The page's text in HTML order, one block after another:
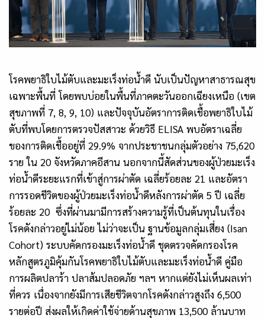
โรคพยาธิใบไม้ตับและมะเร็งท่อน้ำดี นับเป็นปัญหาสาธารณสุข
เฉพาะพื้นที่ โดยพบบ่อยในพื้นที่ภาคตะวันออกเฉียงเหนือ (เขต
สุขภาพที่ 7, 8, 9, 10) และปัจจุบันอัตราการติดเชื้อพยาธิใบไม้
ตับที่พบโดยการตรวจปัสสาวะ ด้วยวิธี ELISA พบอัตราเฉลี่ย
ของการติดเชื้ออยู่ที่ 29.9% จากประชาชนกลุ่มตัวอย่าง 75,620
ราย ใน 20จังหวัดภาคอีสาน นอกจากนี้สัดส่วนของผู้ป่วยมะเร็ง
ท่อน้ำดีระยะแรกที่เข้าสู่การผ่าตัด เฉลี่ยร้อยละ 21 และอัตรา
การรอดชีวิตของผู้ป่วยมะเร็งท่อน้ำดีหลังการผ่าตัด 5ปี เฉลี่ย
ร้อยละ 20 ซึ่งที่ผ่านมามีการสร้างความรู้ที่เป็นต้นทุนในเรื่อง
โรคดังกล่าวอยู่ไม่น้อย ไม่ว่าจะเป็น ฐานข้อมูลกลุ่มเสี่ยง (Isan
Cohort) ระบบคัดกรองมะเร็งท่อน้ำดี ชุดตรวจคัดกรองโรค
หลักสูตรภูมิคุ้มกันโรคพยาธิใบไม้ตับและมะเร็งท่อน้ำดี คู่มือ
การผลิตปลาร้า ปลาส้มปลอดภัย ฯลฯ หากแต่ยังไม่เห็นผลเท่า
ที่ควร เนื่องจากยังมีการเสียชีวิตจากโรคดังกล่าวสูงถึง 6,500
รายต่อปี ส่งผลให้เกิดค่าใช้จ่ายด้านสุขภาพ 13,500 ล้านบาท